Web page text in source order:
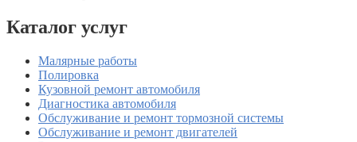
Каталог услуг
Малярные работы
Полировка
Кузовной ремонт автомобиля
Диагностика автомобиля
Обслуживание и ремонт тормозной системы
Обслуживание и ремонт двигателей